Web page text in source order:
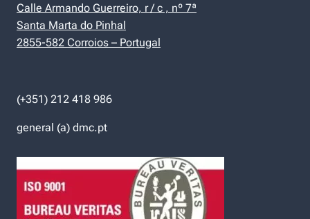
Calle Armando Guerreiro, r / c , nº 7ª
Santa Marta do Pinhal
2855-582 Corroios – Portugal
(+351) 212 418 986
general (a) dmc.pt